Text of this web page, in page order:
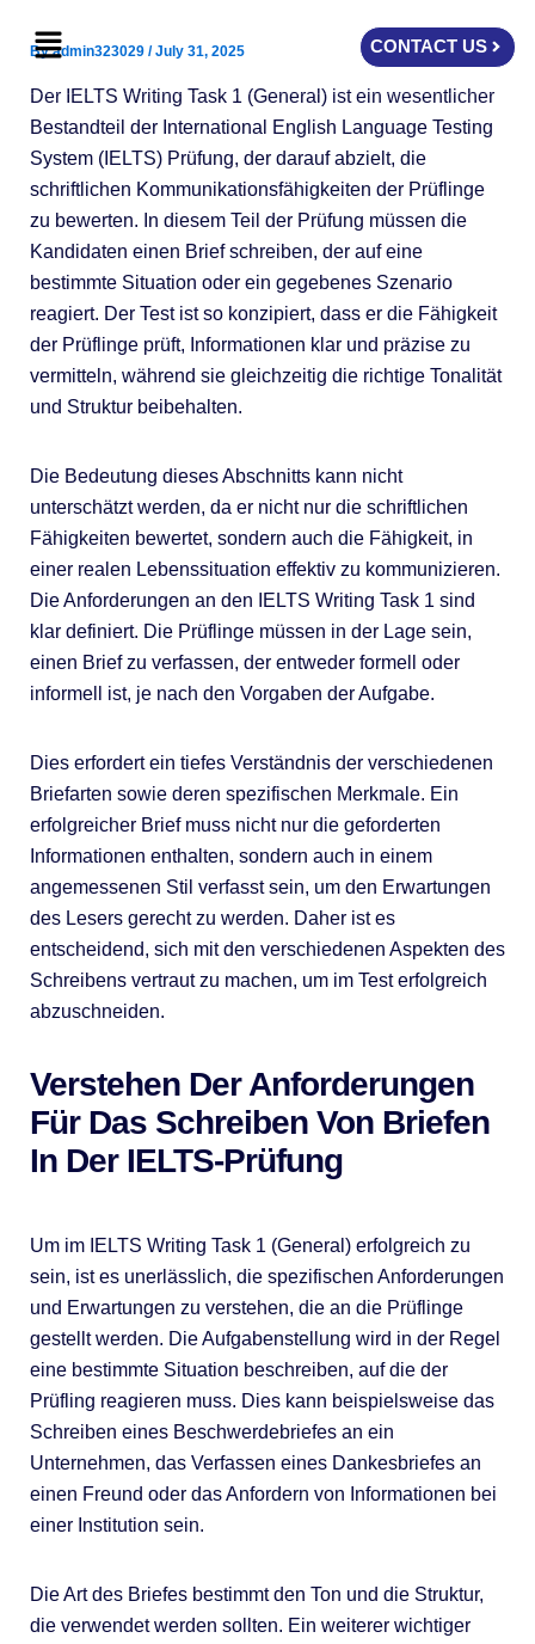
Menu CONTACT US
Byadmin323029 /July 31, 2025
Der IELTS Writing Task 1 (General) ist ein wesentlicher
Bestandteil der International English Language Testing
System (IELTS) Prüfung, der darauf abzielt, die
schriftlichen Kommunikationsfähigkeiten der Prüflinge
zu bewerten. In diesem Teil der Prüfung müssen die
Kandidaten einen Brief schreiben, der auf eine
bestimmte Situation oder ein gegebenes Szenario
reagiert. Der Test ist so konzipiert, dass er die Fähigkeit
der Prüflinge prüft, Informationen klar und präzise zu
vermitteln, während sie gleichzeitig die richtige Tonalität
und Struktur beibehalten.
Die Bedeutung dieses Abschnitts kann nicht
unterschätzt werden, da er nicht nur die schriftlichen
Fähigkeiten bewertet, sondern auch die Fähigkeit, in
einer realen Lebenssituation effektiv zu kommunizieren.
Die Anforderungen an den IELTS Writing Task 1 sind
klar definiert. Die Prüflinge müssen in der Lage sein,
einen Brief zu verfassen, der entweder formell oder
informell ist, je nach den Vorgaben der Aufgabe.
Dies erfordert ein tiefes Verständnis der verschiedenen
Briefarten sowie deren spezifischen Merkmale. Ein
erfolgreicher Brief muss nicht nur die geforderten
Informationen enthalten, sondern auch in einem
angemessenen Stil verfasst sein, um den Erwartungen
des Lesers gerecht zu werden. Daher ist es
entscheidend, sich mit den verschiedenen Aspekten des
Schreibens vertraut zu machen, um im Test erfolgreich
abzuschneiden.
Verstehen Der Anforderungen
Für Das Schreiben Von Briefen
In Der IELTS-Prüfung
Um im IELTS Writing Task 1 (General) erfolgreich zu
sein, ist es unerlässlich, die spezifischen Anforderungen
und Erwartungen zu verstehen, die an die Prüflinge
gestellt werden. Die Aufgabenstellung wird in der Regel
eine bestimmte Situation beschreiben, auf die der
Prüfling reagieren muss. Dies kann beispielsweise das
Schreiben eines Beschwerdebriefes an ein
Unternehmen, das Verfassen eines Dankesbriefes an
einen Freund oder das Anfordern von Informationen bei
einer Institution sein.
Die Art des Briefes bestimmt den Ton und die Struktur,
die verwendet werden sollten. Ein weiterer wichtiger